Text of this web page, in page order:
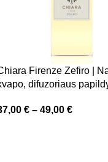
Firenze Zefiro |
difuzoriaus
€ – 49,00 €